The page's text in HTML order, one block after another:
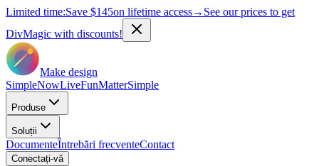
Limited time:Save $145on lifetime access→ See our prices to get
DivMagic with discounts!
Make design
SimpleNowLiveFunMatterSimple
Produse
Soluții
DocumenteÎntrebări frecventeContact
Conectați-vă